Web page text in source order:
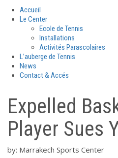
Accueil
Le Center
Ecole de Tennis
Installations
Activités Parascolaires
L’auberge de Tennis
News
Contact & Accés
Expelled
Player Sues
by: Marrakech Sports Center